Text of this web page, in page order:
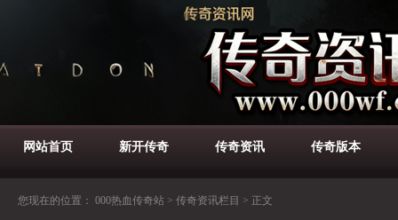
网站首页 新开传奇 传奇资讯 传奇版本
您现在的位置： 000热血传奇站 > 传奇资讯栏目 > 正文